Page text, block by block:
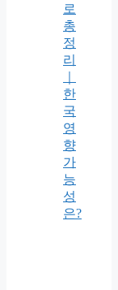
로
총
정
리
한
국
영
향
가
능
성
은?